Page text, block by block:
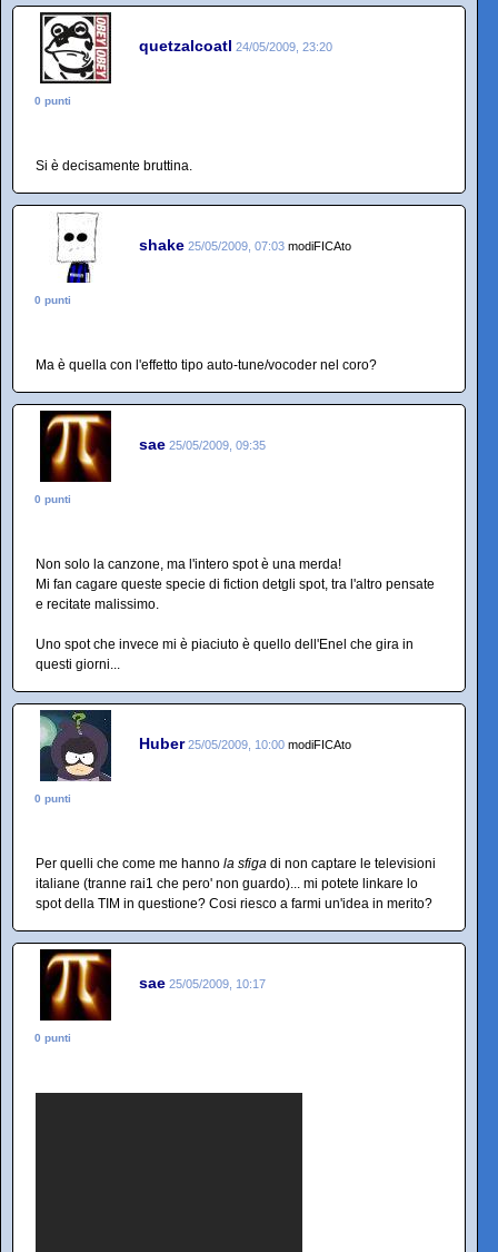
quetzalcoatl 24/05/2009, 23:20
0 punti
Si è decisamente bruttina.
shake 25/05/2009, 07:03 modiFICAto
0 punti
Ma è quella con l'effetto tipo auto-tune/vocoder nel coro?
sae 25/05/2009, 09:35
0 punti
Non solo la canzone, ma l'intero spot è una merda!
Mi fan cagare queste specie di fiction detgli spot, tra l'altro pensate
e recitate malissimo.
Uno spot che invece mi è piaciuto è quello dell'Enel che gira in
questi giorni...
Huber 25/05/2009, 10:00 modiFICAto
0 punti
Per quelli che come me hanno la sfiga di non captare le televisioni
italiane (tranne rai1 che pero' non guardo)... mi potete linkare lo
spot della TIM in questione? Cosi riesco a farmi un'idea in merito?
sae 25/05/2009, 10:17
0 punti